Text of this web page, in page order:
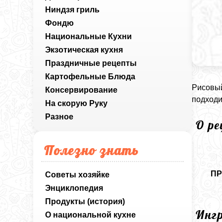
Ниндзя гриль
Фондю
Национальные Кухни
Экзотическая кухня
Праздничные рецепты
Картофельные Блюда
Консервирование
На скорую Руку
Разное
Полезно знать
Советы хозяйке
Энциклопедия
Продукты (история)
О национальной кухне
О